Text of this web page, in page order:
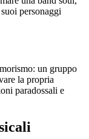
personaggi
un gruppo
la propria
paradossali e